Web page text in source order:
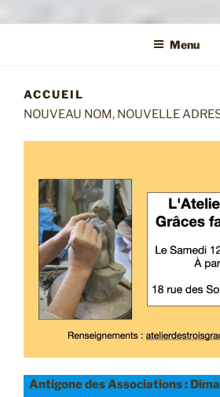
Menu
ACCUEIL
NOUVEAU NOM, NOUVELLE
Antigone des Associations :